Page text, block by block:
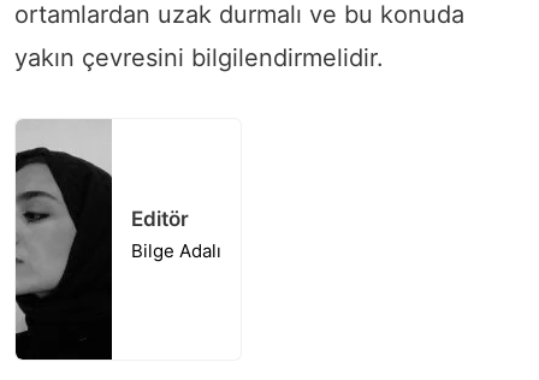
ortamlardan uzak durmalı ve bu konuda
yakın çevresini bilgilendirmelidir.
Editör
Bilge Adalı